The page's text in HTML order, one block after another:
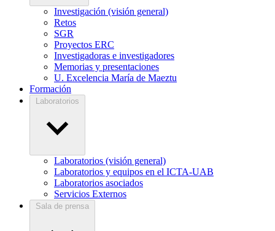
Investigación (visión general)
Retos
SGR
Proyectos ERC
Investigadoras e investigadores
Memorias y presentaciones
U. Excelencia María de Maeztu
Formación
Laboratorios
Laboratorios (visión general)
Laboratorios y equipos en el ICTA-UAB
Laboratorios asociados
Servicios Externos
Sala de prensa